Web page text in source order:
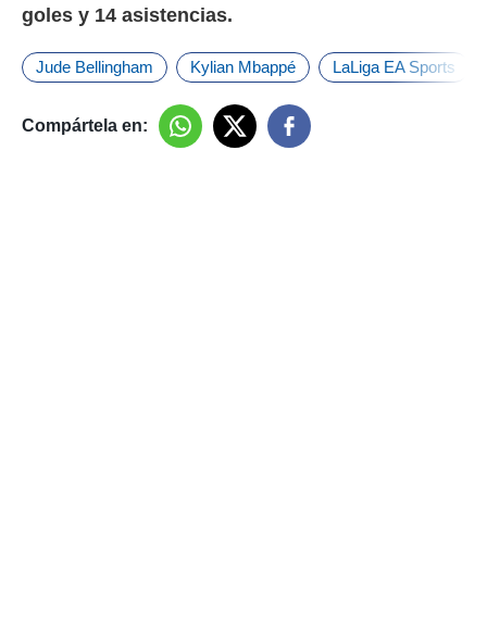
goles y 14 asistencias.
Jude Bellingham Kylian Mbappé LaLiga EA Sports
Compártela en: